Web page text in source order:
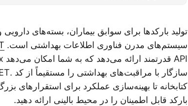
تولید بارکدها برای سوابق بیماران، بسته‌های
سیستم‌های مدرن فناوری اطلاعات بهداشتی است.
کتابخانه تا بهینه‌سازی عملکرد برای استقرارهای
بارکد قابل اطمینان را در محیط بالینی ارائه دهید.